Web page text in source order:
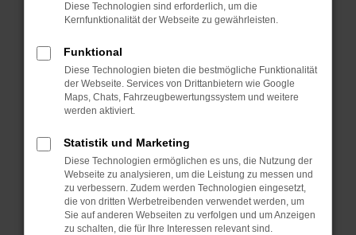
Beim Laden ist ein Fehler aufgetreten.
Hier sind ein paar Tipps, die dir helfen können:
Überprüfe deine Firewall und deine
Internetverbindung.
Laden andere Webseiten, zum Beispiel deine
Suchmaschine?
Manche Erweiterungen, wie Werbeblocker,
können das Laden bestimmter Seiten
verhindern. Funktioniert die Seite in einem
anderen Browser oder in einem privaten
Fenster?
Diese Technologien sind erforderlich, um die
Kernfunktionalität der Webseite zu gewährleisten.
Funktional
Diese Technologien bieten die bestmögliche Funktionalität
der Webseite. Services von Drittanbietern wie Google
Maps, Chats, Fahrzeugbewertungssystem und weitere
werden aktiviert.
Statistik und Marketing
Diese Technologien ermöglichen es uns, die Nutzung der
Webseite zu analysieren, um die Leistung zu messen und
zu verbessern. Zudem werden Technologien eingesetzt,
die von dritten Werbetreibenden verwendet werden, um
Sie auf anderen Webseiten zu verfolgen und um Anzeigen
zu schalten, die für Ihre Interessen relevant sind.